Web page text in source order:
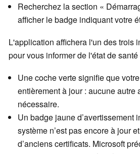
Recherchez la section «
afficher le badge indiquant votre
L'application affichera l'un des trois
pour vous informer de l'état de
Une coche verte signifie que
entièrement à jour : aucune autre
nécessaire.
Un badge jaune d’avertissement
système n’est pas encore à jour
d’anciens certificats. Microsoft